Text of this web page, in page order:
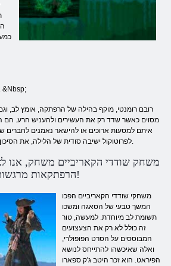
גסים, הם למעשה היו. &Nbsp;
רובם רומנטי, מוקף בהילה של הרפתקה, אומץ לב,
מסוים כאשר שדד רק את העשירים ולהעניש הרע. הם
איתם למסעות ארוכים או להישאר נאמנים לחברים
לפרוטוקול ישיבה סודית של הלילה, את הסיכון של להיות לא מוכנים להיתפס.
משחק שודדי הקאריביים משחק, אנו
הרפתקאות מרגשות!
משחקי שודדי הקאריביים הפכו
המשך טבעי של הסאגה ומשכו
תשומת לב מיוחדת. למעשה, טור
זה כולל לא רק את הצעצועים
המבוססים על הסרט הפופולרי,
ואלה שאיכשהו להתייחס לנושא
הפיראט. הוא זכר היטב ג'ק ספארו